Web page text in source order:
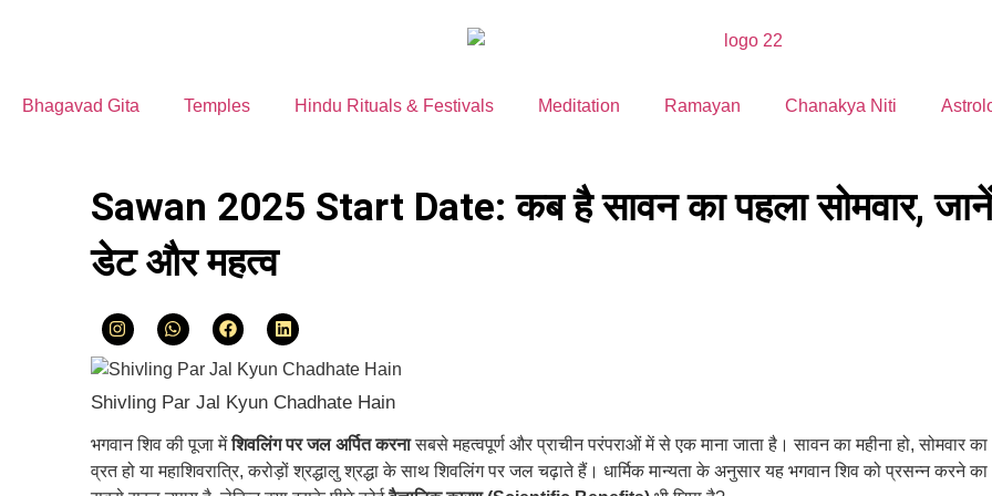
Bhagavad Gita Temples Hindu Rituals & Festivals Meditation Ramayan Chanakya Niti
Sawan 2025 Start Date: कब है सावन का पहला सोमवार, जानें
डेट और महत्व
Shivling Par Jal Kyun Chadhate Hain
भगवान शिव की पूजा मेंशिवलिंग पर जल अर्पित करनासबसे महत्वपूर्ण और प्राचीन परंपराओं में से एक माना जाता है। सावन का महीना हो, सोमवार का
व्रत हो या महाशिवरात्रि, करोड़ों श्रद्धालु श्रद्धा के साथ शिवलिंग पर जल चढ़ाते हैं। धार्मिक मान्यता के अनुसार यह भगवान शिव को प्रसन्न करने का